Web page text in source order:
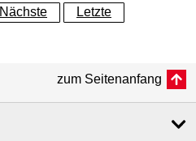
52.75
Nächste Letzte
zum Seitenanfang